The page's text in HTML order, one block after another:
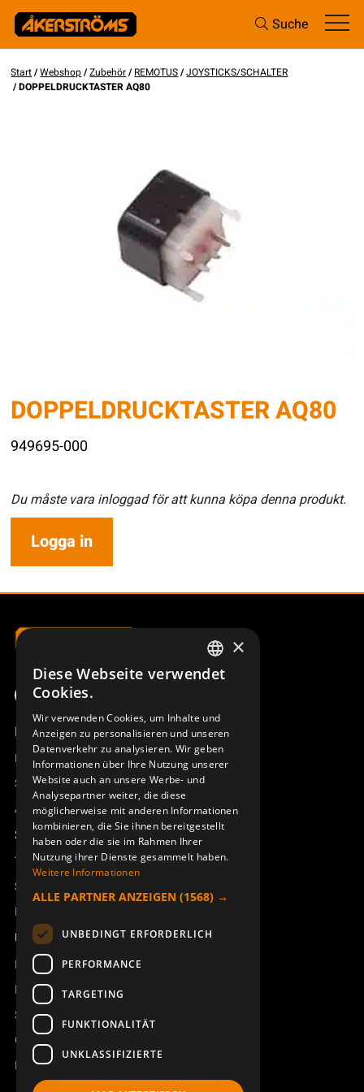
Suche
Start/Webshop/Zubehör/REMOTUS/JOYSTICKS/SCHALTER
/ DOPPELDRUCKTASTER AQ80
DOPPELDRUCKTASTER AQ80
949695-000
Du måste vara inloggad för att kunna köpa denna produkt.
Logga in
Produktübersicht
Remotus
Sesam
Access_Ctrl
Support
Technischer Support
Service buchen
Handbücher und Videoanleitungen
Über Åkerströms
Kontakt
Neuigkeiten
Sicherheit und Richtlinien
Geschäftsbedingungen
REACH
SWEDISH
DEUTSCH
×
Diese Webseite verwendet
Cookies.
Wir verwenden Cookies, um Inhalte und
Anzeigen zu personalisieren und unseren
Datenverkehr zu analysieren. Wir geben
Informationen über Ihre Nutzung unserer
Website auch an unsere Werbe- und
Analysepartner weiter, die diese
möglicherweise mit anderen Informationen
kombinieren, die Sie ihnen bereitgestellt
haben oder die sie im Rahmen Ihrer
Nutzung ihrer Dienste gesammelt haben.
Weitere Informationen
ALLE PARTNER ANZEIGEN (1568) →
UNBEDINGT ERFORDERLICH
PERFORMANCE
TARGETING
FUNKTIONALITÄT
UNKLASSIFIZIERTE